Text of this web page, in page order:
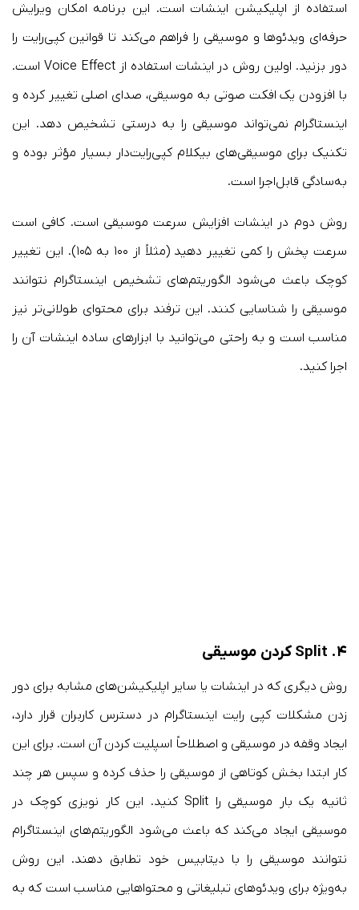
استفاده از اپلیکیشن اینشات است. این برنامه امکان ویرایش
حرفه‌ای ویدئوها و موسیقی را فراهم می‌کند تا قوانین کپی‌رایت را
دور بزنید. اولین روش در اینشات استفاده از Voice Effect است.
با افزودن یک افکت صوتی به موسیقی، صدای اصلی تغییر کرده و
اینستاگرام نمی‌تواند موسیقی را به درستی تشخیص دهد. این
تکنیک برای موسیقی‌های بیکلام کپی‌رایت‌دار بسیار مؤثر بوده و
به‌سادگی قابل‌اجرا است.
روش دوم در اینشات افزایش سرعت موسیقی است. کافی است
سرعت پخش را کمی تغییر دهید (مثلاً از ۱۰۰ به ۱۰۵). این تغییر
کوچک باعث می‌شود الگوریتم‌های تشخیص اینستاگرام نتوانند
موسیقی را شناسایی کنند. این ترفند برای محتوای طولانی‌تر نیز
مناسب است و به راحتی می‌توانید با ابزارهای ساده اینشات آن را
اجرا کنید.
۴. Split کردن موسیقی
روش دیگری که در اینشات یا سایر اپلیکیشن‌های مشابه برای دور
زدن مشکلات کپی رایت اینستاگرام در دسترس کاربران قرار دارد،
ایجاد وقفه در موسیقی و اصطلاحاً اسپلیت کردن آن است. برای این
کار ابتدا بخش کوتاهی از موسیقی را حذف کرده و سپس هر چند
ثانیه یک بار موسیقی را Split کنید. این کار نویزی کوچک در
موسیقی ایجاد می‌کند که باعث می‌شود الگوریتم‌های اینستاگرام
نتوانند موسیقی را با دیتابیس خود تطابق دهند. این روش
به‌ویژه برای ویدئوهای تبلیغاتی و محتواهایی مناسب است که به